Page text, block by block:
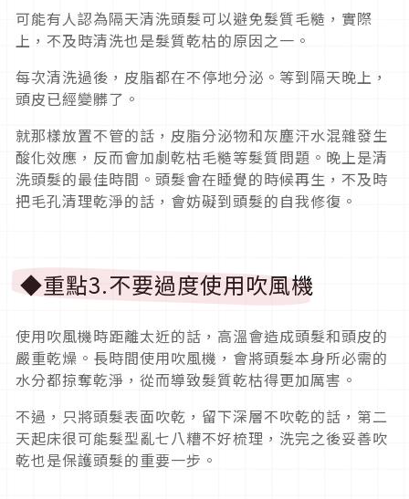
可能有人認為隔天清洗頭髮可以避免髮質毛糙，實際
上，不及時清洗也是髮質乾枯的原因之一。
每次清洗過後，皮脂都在不停地分泌。等到隔天晚上，
頭皮已經變髒了。
就那樣放置不管的話，皮脂分泌物和灰塵汗水混雜發生
酸化效應，反而會加劇乾枯毛糙等髮質問題。晚上是清
洗頭髮的最佳時間。頭髮會在睡覺的時候再生，不及時
把毛孔清理乾淨的話，會妨礙到頭髮的自我修復。
◆重點3.不要過度使用吹風機
使用吹風機時距離太近的話，高溫會造成頭髮和頭皮的
嚴重乾燥。長時間使用吹風機，會將頭髮本身所必需的
水分都掠奪乾淨，從而導致髮質乾枯得更加厲害。
不過，只將頭髮表面吹乾，留下深層不吹乾的話，第二
天起床很可能髮型亂七八糟不好梳理，洗完之後妥善吹
乾也是保護頭髮的重要一步。